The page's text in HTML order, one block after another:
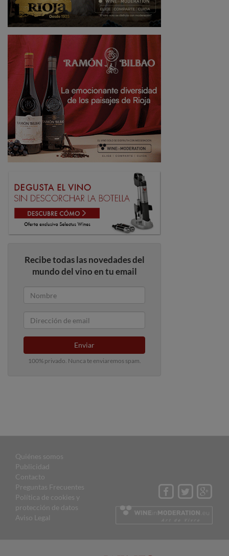
Recibe todas las novedades del
mundo del vino en tu email
Enviar
100% privado. Nunca te enviaremos spam.
Quiénes somos
Publicidad
Contacto
Preguntas Frecuentes
Política de cookies y
protección de datos
Aviso Legal